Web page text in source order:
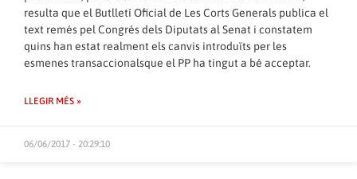
resulta que el Butlletí Oficial de Les Corts Generals publica el
text remés pel Congrés dels Diputats al Senat i constatem
quins han estat realment els canvis introduïts per les
esmenes transaccionalsque el PP ha tingut a bé acceptar.
LLEGIR MÉS »
06/06/2017 - 20:29:10